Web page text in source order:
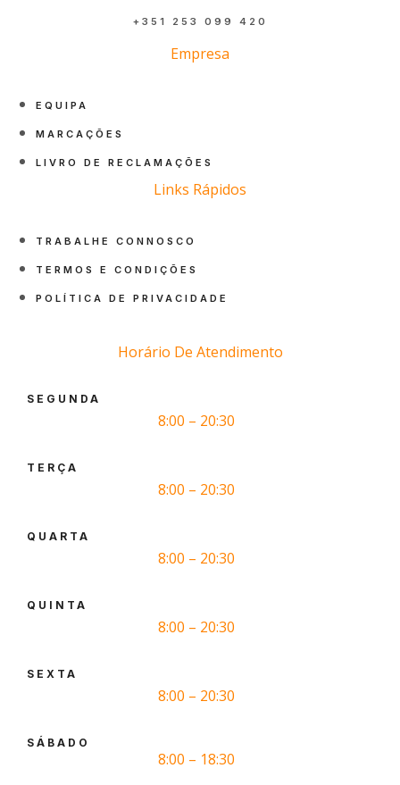
+351 253 099 420
Empresa
EQUIPA
MARCAÇÕES
LIVRO DE RECLAMAÇÕES
Links Rápidos
TRABALHE CONNOSCO
TERMOS E CONDIÇÕES
POLÍTICA DE PRIVACIDADE
Horário De Atendimento
SEGUNDA
8:00 – 20:30
TERÇA
8:00 – 20:30
QUARTA
8:00 – 20:30
QUINTA
8:00 – 20:30
SEXTA
8:00 – 20:30
SÁBADO
8:00 – 18:30